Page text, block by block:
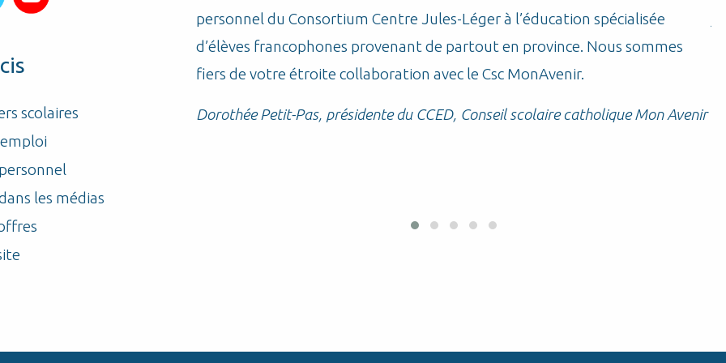
scolaires
les médias
qui sont si attachantes,
chance puis c’est
(…) C’est très valorisant
que les élèves sont bien,
là.
CCJL
personnel du Consortium Centre Jules-Léger à l’éducation spécialisée
d’élèves francophones provenant de partout en province. Nous sommes
fiers de votre étroite collaboration avec le Csc MonAvenir.
Dorothée Petit-Pas, présidente du CCED, Conseil scolaire catholique Mon Avenir